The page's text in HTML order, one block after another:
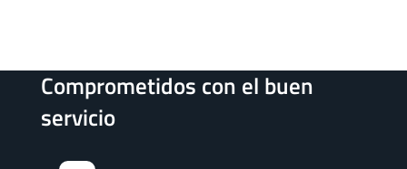
Comprometidos con el buen
servicio